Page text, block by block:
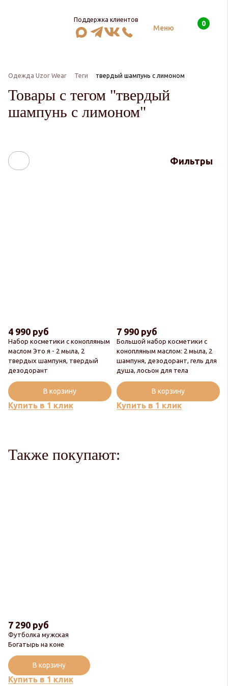
Поддержка клиентов
Меню
Поиск 0
Одежда Uzor Wear Теги твердый шампунь с лимоном
Товары с тегом "твердый
шампунь с лимоном"
Фильтры
Новинка
Популярный
Набор косметики с конопляным
маслом Это я - 2 мыла, 2
твердых шампуня, твердый
дезодорант
4 990 руб
Купить в 1 клик
В корзину
Новинка
Популярный
Большой набор косметики с
конопляным маслом: 2 мыла, 2
шампуня, дезодорант, гель для
душа, лосьон для тела
7 990 руб
Купить в 1 клик
В корзину
Также покупают:
Футболка мужская
Богатырь на коне
7 290 руб
Купить в 1 клик
В корзину